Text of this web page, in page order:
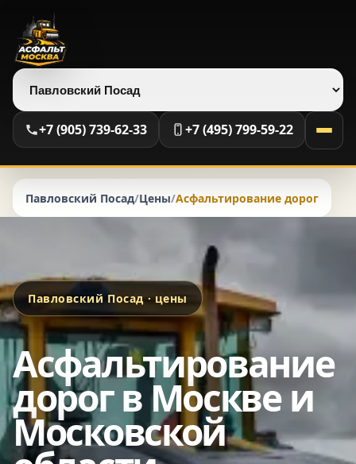
Выберите регион
+7 (905) 739-62-33 +7 (495) 799-59-22
Павловский Посад/Цены/Асфальтирование дорог
Павловский Посад · цены
Асфальтирование
дорог в Москве и
Московской